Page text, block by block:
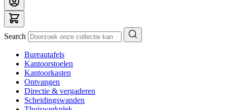
Search
Bureautafels
Kantoorstoelen
Kantoorkasten
Ontvangen
Directie & vergaderen
Scheidingswanden